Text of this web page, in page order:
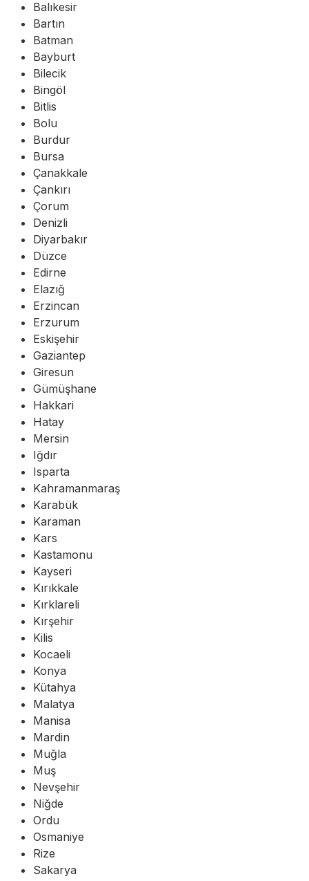
Balıkesir
Bartın
Batman
Bayburt
Bilecik
Bingöl
Bitlis
Bolu
Burdur
Bursa
Çanakkale
Çankırı
Çorum
Denizli
Diyarbakır
Düzce
Edirne
Elazığ
Erzincan
Erzurum
Eskişehir
Gaziantep
Giresun
Gümüşhane
Hakkari
Hatay
Mersin
Iğdır
Isparta
Kahramanmaraş
Karabük
Karaman
Kars
Kastamonu
Kayseri
Kırıkkale
Kırklareli
Kırşehir
Kilis
Kocaeli
Konya
Kütahya
Malatya
Manisa
Mardin
Muğla
Muş
Nevşehir
Niğde
Ordu
Osmaniye
Rize
Sakarya